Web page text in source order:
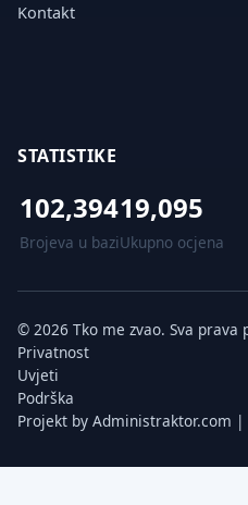
Kontakt
STATISTIKE
102,394
Brojeva u bazi
19,095
Ukupno ocjena
© 2026 Tko me zvao. Sva prava
Privatnost
Uvjeti
Podrška
Projekt by Administraktor.com |